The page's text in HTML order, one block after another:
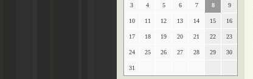
3 4 5 6 7 8 9
10 11 12 13 14 15 16
17 18 19 20 21 22 23
24 25 26 27 28 29 30
31